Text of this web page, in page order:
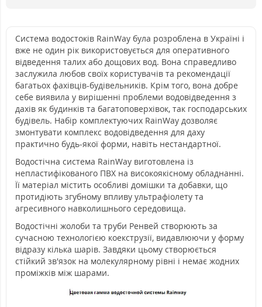
Система водостоків RainWay була розроблена в Україні і
вже не один рік використовується для оперативного
відведення талих або дощових вод. Вона справедливо
заслужила любов своїх користувачів та рекомендації
багатьох фахівців-будівельників. Крім того, вона добре
себе виявила у вирішенні проблеми водовідведення з
дахів як будинків та багатоповерхівок, так господарських
будівель. Набір комплектуючих RainWay дозволяє
змонтувати комплекс водовідведення для даху
практично будь-якої форми, навіть нестандартної.
Водостічна система RainWay виготовлена із
непластифікованого ПВХ на високоякісному обладнанні.
Її матеріал містить особливі домішки та добавки, що
протидіють згубному впливу ультрафіолету та
агресивного навколишнього середовища.
Водостічні жолоби та труби Ренвей створюють за
сучасною технологією коекструзії, видавлюючи у форму
відразу кілька шарів. Завдяки цьому створюється
стійкий зв'язок на молекулярному рівні і немає жодних
проміжків між шарами.